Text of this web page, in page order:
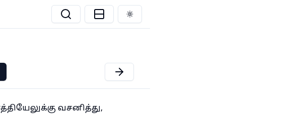
Toggle theme
வசனித்து,